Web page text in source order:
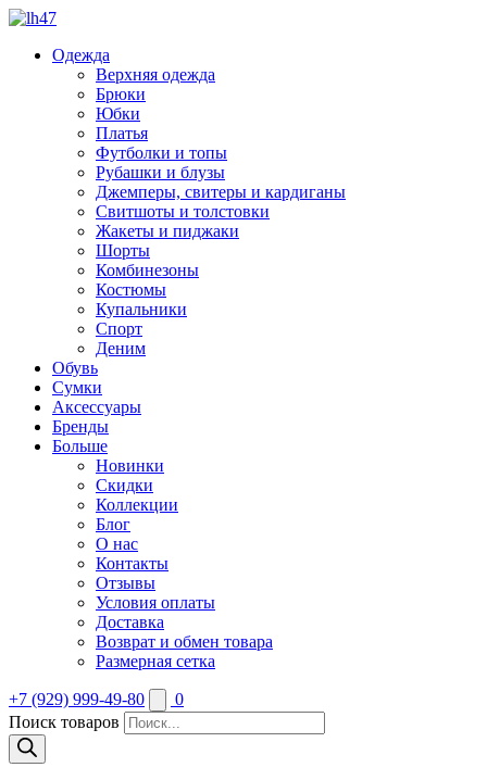
Одежда
Верхняя одежда
Брюки
Юбки
Платья
Футболки и топы
Рубашки и блузы
Джемперы, свитеры и кардиганы
Свитшоты и толстовки
Жакеты и пиджаки
Шорты
Комбинезоны
Костюмы
Купальники
Спорт
Деним
Обувь
Сумки
Аксессуары
Бренды
Больше
Новинки
Скидки
Коллекции
Блог
О нас
Контакты
Отзывы
Условия оплаты
Доставка
Возврат и обмен товара
Размерная сетка
+7 (929) 999-49-80
0
Поиск товаров